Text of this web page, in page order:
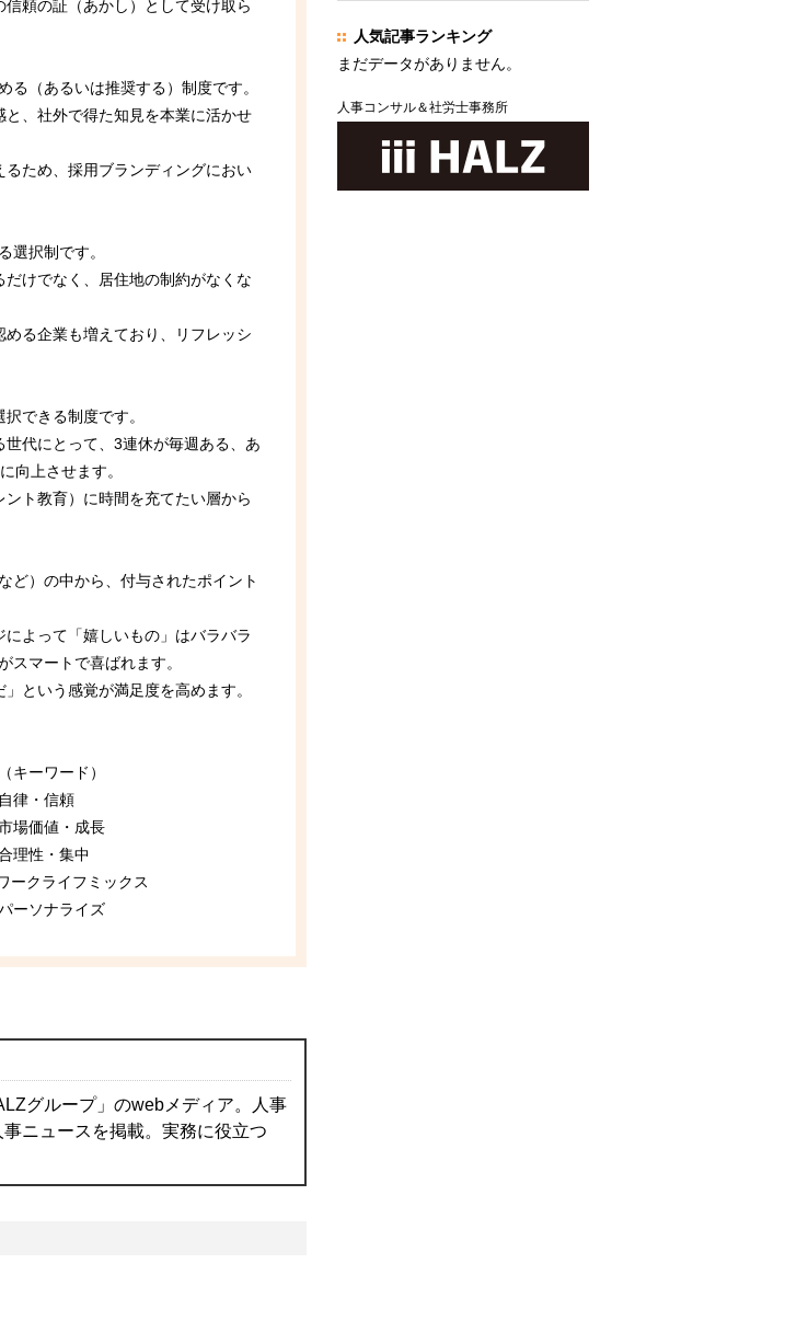
頼の証（あかし）として受け取ら
（あるいは推奨する）制度です。
、社外で得た知見を本業に活かせ
ため、採用ブランディングにおい
選択制です。
けでなく、居住地の制約がなくな
る企業も増えており、リフレッシ
できる制度です。
代にとって、3連休が毎週ある、あ
向上させます。
ト教育）に時間を充てたい層から
ど）の中から、付与されたポイント
よって「嬉しいもの」はバラバラ
スマートで喜ばれます。
という感覚が満足度を高めます。
ード）
信頼
・成長
・集中
フミックス
ライズ
グループ」のwebメディア。人事
ニュースを掲載。実務に役立つ
人気記事ランキング
まだデータがありません。
人事コンサル＆社労士事務所